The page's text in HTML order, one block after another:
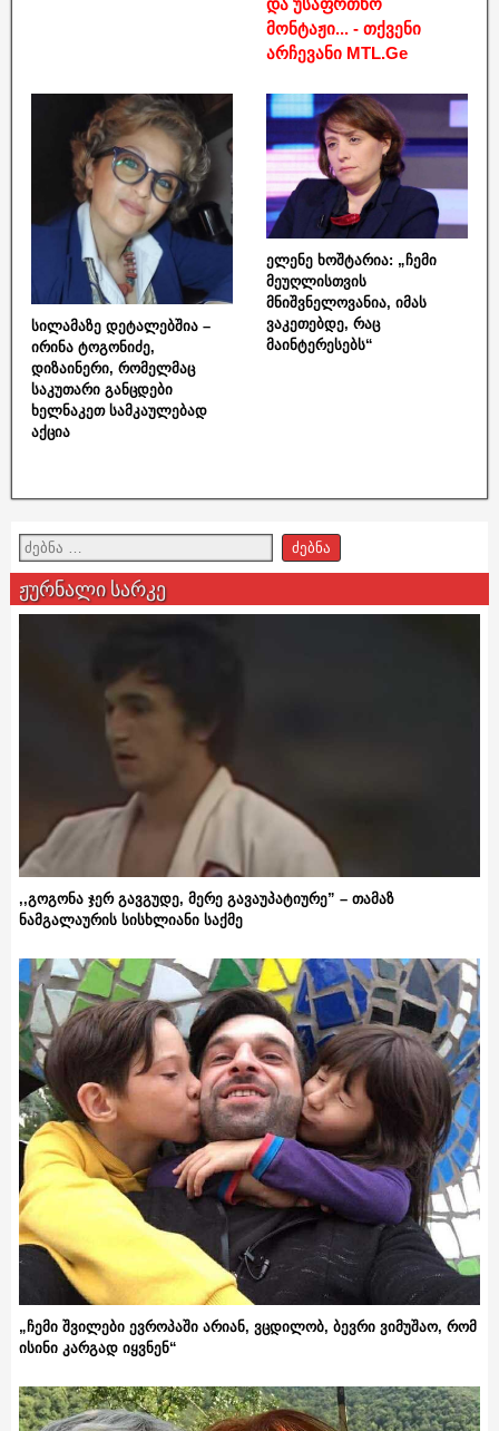
მონტაჟი... - თქვენი
არჩევანი MTL.Ge
სილამაზე დეტალებშია –
ირინა ტოგონიძე,
დიზაინერი, რომელმაც
საკუთარი განცდები
ხელნაკეთ სამკაულებად
აქცია
ელენე ხოშტარია: „ჩემი
მეუღლისთვის
მნიშვნელოვანია, იმას
ვაკეთებდე, რაც
მაინტერესებს“
ჟურნალი სარკე
,,გოგონა ჯერ გავგუდე, მერე გავაუპატიურე” – თამაზ
ნამგალაურის სისხლიანი საქმე
„ჩემი შვილები ევროპაში არიან, ვცდილობ, ბევრი ვიმუშაო, რომ
ისინი კარგად იყვნენ“